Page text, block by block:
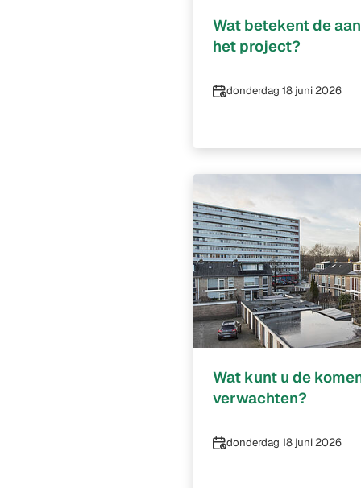
Wat betekent de
het project?
Datum
donderdag 18 juni 2026
Wat kunt u de
verwachten?
Datum
donderdag 18 juni 2026